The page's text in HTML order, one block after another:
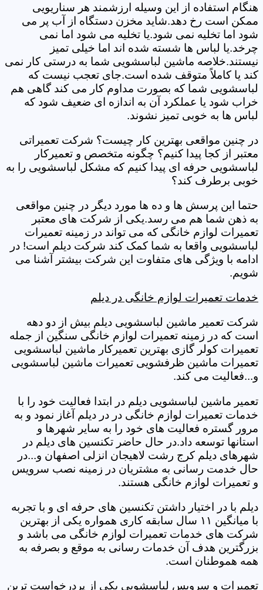
هنگام استفاده از این وسیله ارزشمند هر سناریویی
ممکن است رخ دهد.شاید مخزن دستگاه از آب پر می
شود اما تخلیه نمی شود.یا تخلیه می شود اما نمی
چرخد.یا لباس ها شسته شده اند اما خیلی تمیز
نیستند.خلاصه ماشین لباسشویی شما به درستی کار نمی
کند یا کاملاً متوقف شده است.جای تعجب نیست که
لباسشویی شما که بصورت مداوم کار می کند گاهی هم
خراب شود یا عملکرد آن به اندازه ای ضعیف شود که
لباس ها به خوبی تمیز نشوند.
در چنین مواقعی بهترین کار چیست؟ شرکت تعمیراتی
معتبر از کجا پیدا کنیم؟ چگونه متخصص و تعمیرکار
لباسشویی حرفه ای پیدا کنیم که مشکل لباسشویی را به
خوبی برطرف کند؟
حتما این پرسش ها و ده ها مورد دیگر در چنین مواقعی
به ذهن شما هم می رسد.یکی از شرکت های معتبر
تعمیرات لوازم خانگی که می تواند در زمینه تعمیرات
لباسشویی واقعا به شما کمک کند شرکت دیلم است! در
ادامه با ویژگی های متفاوت این شرکت بیشتر آشنا می
شویم.
خدمات تعمیرات لوازم خانگی در دیلم
شرکت تعمیر ماشین لباسشویی دیلم بیش از دو دهه
است که در زمینه تعمیرات لوازم خانگی سنگین از جمله
تعمیرات کولر گازی بهترین تعمیرکار ماشین لباسشویی
تعمیرات ماشین ظرفشویی تعمیرات ماشین لباسشویی
و...فعالیت می کند.
تعمیر ماشین لباسشویی دیلم در ابتدا فعالیت خود را با
خدمات تعمیرات لوازم خانگی در در دیلم آغاز نمود و به
مرور گستره فعالیت های خود را به سایر شهرها و
استانها توسعه داد.در حال حاضر تکنسین های دیلم در
شهرهای دیلم کرج رشت لاهیجان انزلی اصفهان و...در
حال خدمت رسانی به مشتریان در زمینه نصب سرویس
و تعمیرات لوازم خانگی هستند.
دیلم با در اختیار داشتن تکنسین های حرفه ای و با تجربه
با میانگین ۱۱ سال سابقه کاری همواره یکی از بهترین
شرکت های خدمات تعمیرات لوازم خانگی می باشد و
بزرگترین هدف آن خدمات رسانی به موقع و بصرفه به
همه هموطنان است.
تعمیرات و سرویس لباسشویی یکی از پردرخواست ترین